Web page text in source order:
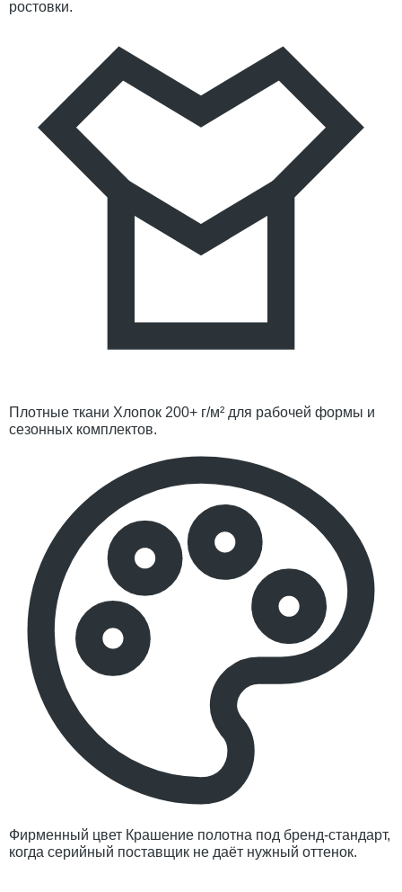
ростовки.
Плотные ткани Хлопок 200+ г/м² для рабочей формы и
сезонных комплектов.
Фирменный цвет Крашение полотна под бренд-стандарт,
когда серийный поставщик не даёт нужный оттенок.